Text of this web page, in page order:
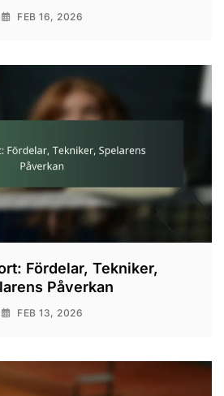
FEB 16, 2026
Fördelar, Tekniker,
Påverkan
FEB 13, 2026